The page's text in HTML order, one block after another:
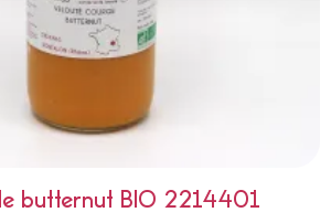
butternut BIO 2214401